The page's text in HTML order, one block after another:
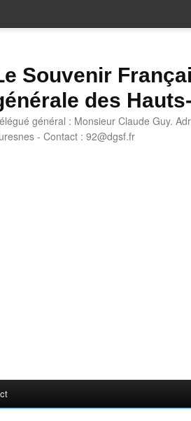
Souvenir
des
général : Monsieur Claude Guy.
- Contact : 92@dgsf.fr